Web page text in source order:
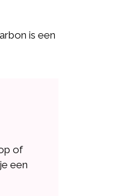
is een
of
een